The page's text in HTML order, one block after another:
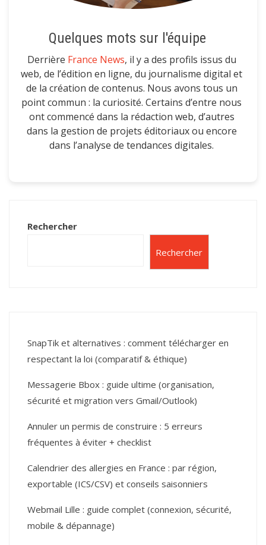
Quelques mots sur l'équipe
Derrière France News, il y a des profils issus du
web, de l’édition en ligne, du journalisme digital et
de la création de contenus. Nous avons tous un
point commun : la curiosité. Certains d’entre nous
ont commencé dans la rédaction web, d’autres
dans la gestion de projets éditoriaux ou encore
dans l’analyse de tendances digitales.
Rechercher
Rechercher
SnapTik et alternatives : comment télécharger en
respectant la loi (comparatif & éthique)
Messagerie Bbox : guide ultime (organisation,
sécurité et migration vers Gmail/Outlook)
Annuler un permis de construire : 5 erreurs
fréquentes à éviter + checklist
Calendrier des allergies en France : par région,
exportable (ICS/CSV) et conseils saisonniers
Webmail Lille : guide complet (connexion, sécurité,
mobile & dépannage)